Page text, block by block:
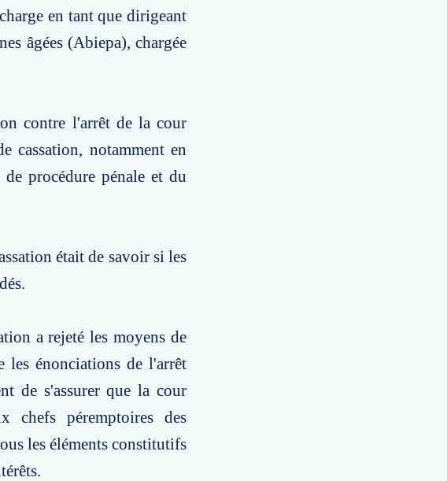
en tant que dirigeant
âgées (Abiepa), chargée
contre l'arrêt de la cour
cassation, notamment en
procédure pénale et du
était de savoir si les
a rejeté les moyens de
les énonciations de l'arrêt
de s'assurer que la cour
chefs péremptoires des
les éléments constitutifs